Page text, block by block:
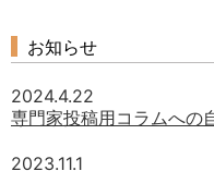
お知らせ
2024.4.22
専門家投稿用コラムへの
2023.11.1